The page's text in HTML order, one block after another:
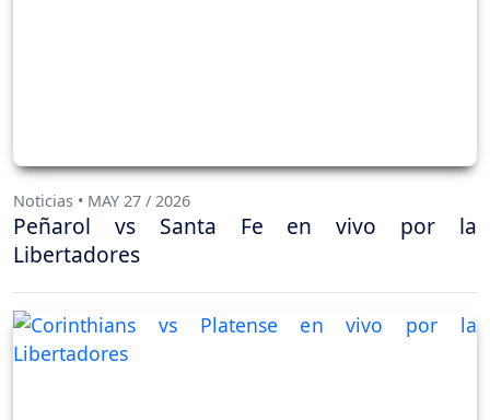
Noticias • MAY 27 / 2026
Peñarol vs Santa Fe en vivo por la
Libertadores